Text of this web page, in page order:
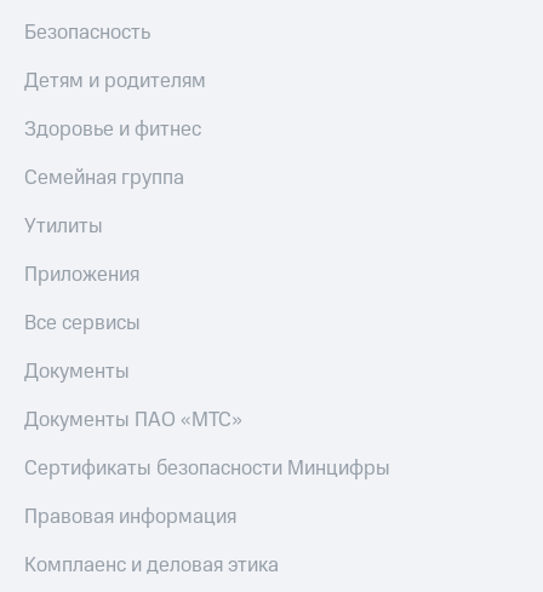
Безопасность
Детям и родителям
Здоровье и фитнес
Семейная группа
Утилиты
Приложения
Все сервисы
Документы
Документы ПАО «МТС»
Сертификаты безопасности Минцифры
Правовая информация
Комплаенс и деловая этика